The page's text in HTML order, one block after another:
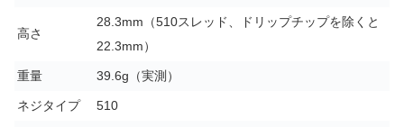
高さ
28.3mm（510スレッド、ドリップチップを除くと
22.3mm）
重量 39.6g（実測）
ネジタイプ 510